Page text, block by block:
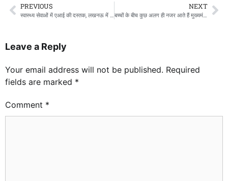
PREVIOUS NEXT
बच्चों के बीच कुछ अलग ही नजर आते हैं मुख्यमंत्री योगी
Leave a Reply
Your email address will not be published. Required
fields are marked *
Comment *